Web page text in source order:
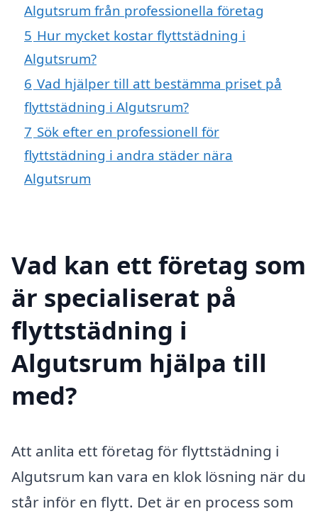
Algutsrum från professionella företag
5 Hur mycket kostar flyttstädning i
Algutsrum?
6 Vad hjälper till att bestämma priset på
flyttstädning i Algutsrum?
7 Sök efter en professionell för
flyttstädning i andra städer nära
Algutsrum
Vad kan ett företag som
är specialiserat på
flyttstädning i
Algutsrum hjälpa till
med?
Att anlita ett företag för flyttstädning i
Algutsrum kan vara en klok lösning när du
står inför en flytt. Det är en process som